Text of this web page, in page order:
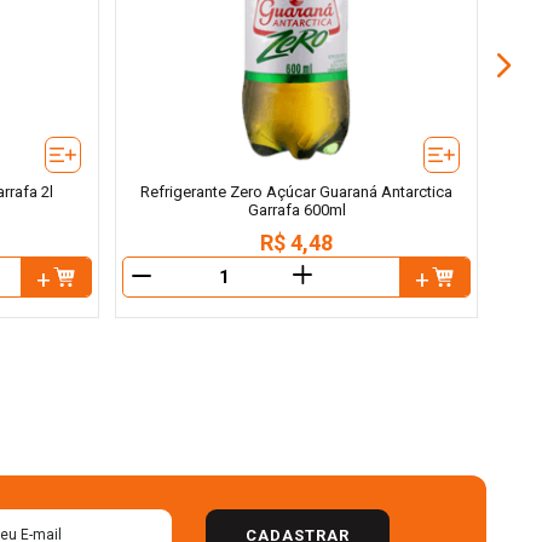
2l
Refrigerante Zero Açúcar Guaraná Antarctica
Garrafa 600ml
R$ 4,48
＋
CADASTRAR